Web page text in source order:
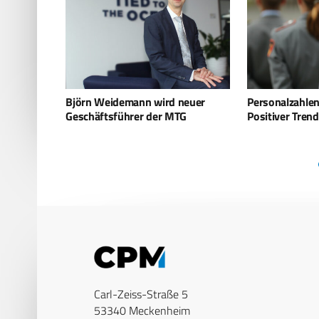
Personalzahlen der Bundeswehr –
Positiver Trend hält an
Andriy
Managing
Carl-Zeiss-Straße 5
53340 Meckenheim